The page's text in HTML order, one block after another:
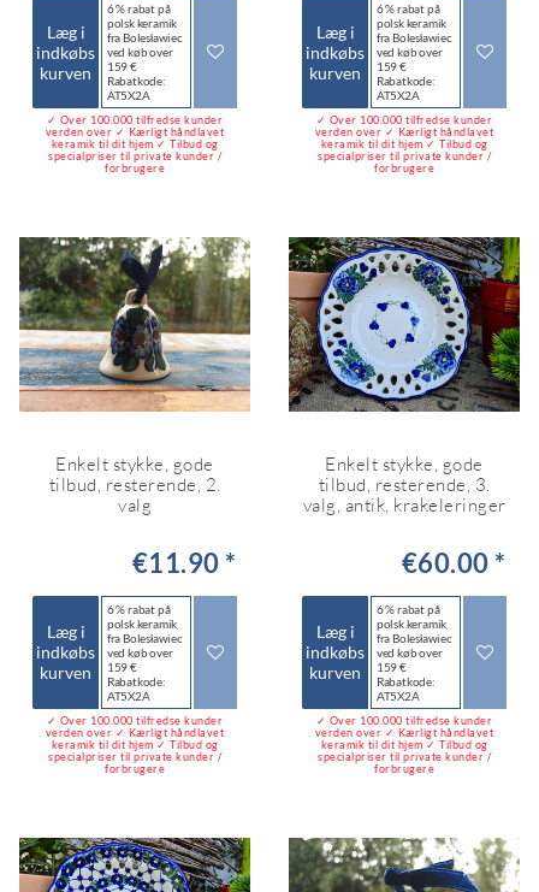
Læg i
indkøbs
kurven
6 % rabat på
polsk keramik
fra Bolesławiec
ved køb over
159 €
Rabatkode:
AT5X2A
✓ Over 100.000 tilfredse kunder
verden over ✓ Kærligt håndlavet
keramik til dit hjem ✓ Tilbud og
specialpriser til private kunder /
forbrugere
Læg i
indkøbs
kurven
6 % rabat på
polsk keramik
fra Bolesławiec
ved køb over
159 €
Rabatkode:
AT5X2A
✓ Over 100.000 tilfredse kunder
verden over ✓ Kærligt håndlavet
keramik til dit hjem ✓ Tilbud og
specialpriser til private kunder /
forbrugere
Enkelt stykke, gode
tilbud, resterende, 2.
valg
€11.90 *
Læg i
indkøbs
kurven
6 % rabat på
polsk keramik
fra Bolesławiec
ved køb over
159 €
Rabatkode:
AT5X2A
✓ Over 100.000 tilfredse kunder
verden over ✓ Kærligt håndlavet
keramik til dit hjem ✓ Tilbud og
specialpriser til private kunder /
forbrugere
Enkelt stykke, gode
tilbud, resterende, 3.
valg, antik, krakeleringer
€60.00 *
Læg i
indkøbs
kurven
6 % rabat på
polsk keramik
fra Bolesławiec
ved køb over
159 €
Rabatkode:
AT5X2A
✓ Over 100.000 tilfredse kunder
verden over ✓ Kærligt håndlavet
keramik til dit hjem ✓ Tilbud og
specialpriser til private kunder /
forbrugere